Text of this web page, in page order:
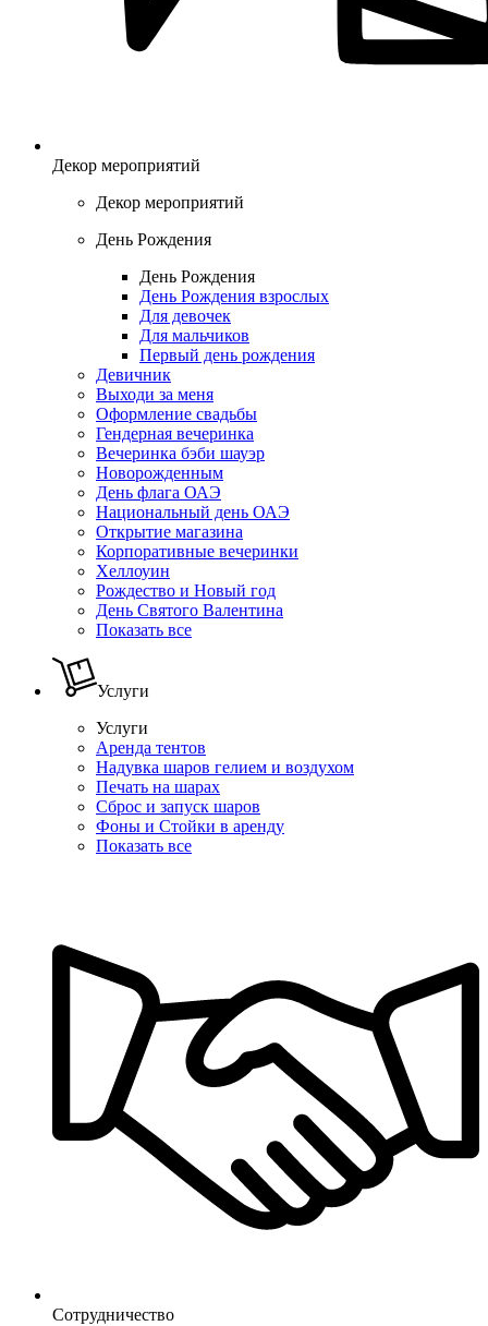
Декор мероприятий
Декор мероприятий
День Рождения
День Рождения
День Рождения взрослых
Для девочек
Для мальчиков
Первый день рождения
Девичник
Выходи за меня
Оформление свадьбы
Гендерная вечеринка
Вечеринка бэби шауэр
Новорожденным
День флага ОАЭ
Национальный день ОАЭ
Открытие магазина
Корпоративные вечеринки
Хеллоуин
Рождество и Новый год
День Святого Валентина
Показать все
Услуги
Услуги
Аренда тентов
Надувка шаров гелием и воздухом
Печать на шарах
Сброс и запуск шаров
Фоны и Стойки в аренду
Показать все
Сотрудничество